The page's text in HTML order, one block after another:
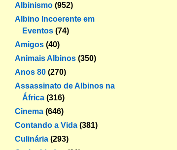
Albinismo (952)
Albino Incoerente em
Eventos (74)
Amigos (40)
Animais Albinos (350)
Anos 80 (270)
Assassinato de Albinos na
África (316)
Cinema (646)
Contando a Vida (381)
Culinária (293)